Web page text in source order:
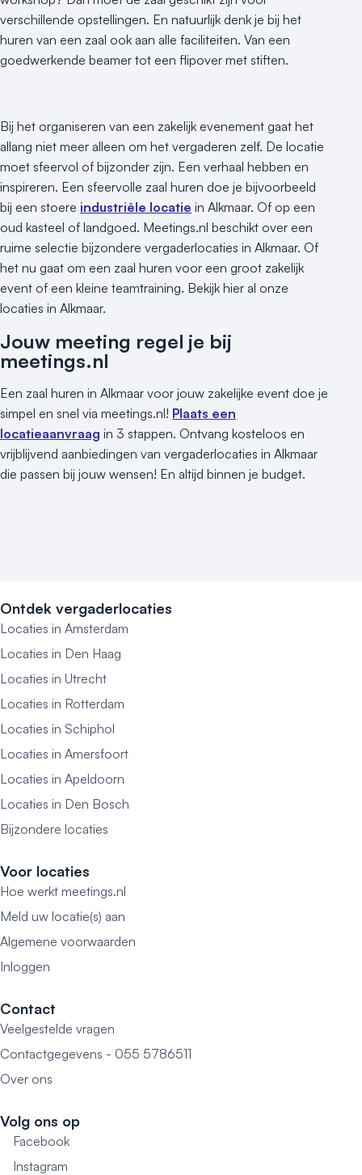
verschillende opstellingen. En natuurlijk denk je bij het
huren van een zaal ook aan alle faciliteiten. Van een
goedwerkende beamer tot een flipover met stiften.
Bij het organiseren van een zakelijk evenement gaat het
allang niet meer alleen om het vergaderen zelf. De locatie
moet sfeervol of bijzonder zijn. Een verhaal hebben en
inspireren. Een sfeervolle zaal huren doe je bijvoorbeeld
bij een stoere industriële locatie in Alkmaar. Of op een
oud kasteel of landgoed. Meetings.nl beschikt over een
ruime selectie bijzondere vergaderlocaties in Alkmaar. Of
het nu gaat om een zaal huren voor een groot zakelijk
event of een kleine teamtraining. Bekijk hier al onze
locaties in Alkmaar.
Jouw meeting regel je bij
meetings.nl
Een zaal huren in Alkmaar voor jouw zakelijke event doe je
simpel en snel via meetings.nl! Plaats een
locatieaanvraag in 3 stappen. Ontvang kosteloos en
vrijblijvend aanbiedingen van vergaderlocaties in Alkmaar
die passen bij jouw wensen! En altijd binnen je budget.
Ontdek vergaderlocaties
Locaties in Amsterdam
Locaties in Den Haag
Locaties in Utrecht
Locaties in Rotterdam
Locaties in Schiphol
Locaties in Amersfoort
Locaties in Apeldoorn
Locaties in Den Bosch
Bijzondere locaties
Voor locaties
Hoe werkt meetings.nl
Meld uw locatie(s) aan
Algemene voorwaarden
Inloggen
Contact
Veelgestelde vragen
Contactgegevens - 055 5786511
Over ons
Volg ons op
Facebook
Instagram